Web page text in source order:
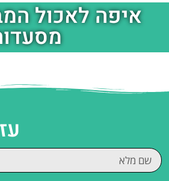
איפה לאכול